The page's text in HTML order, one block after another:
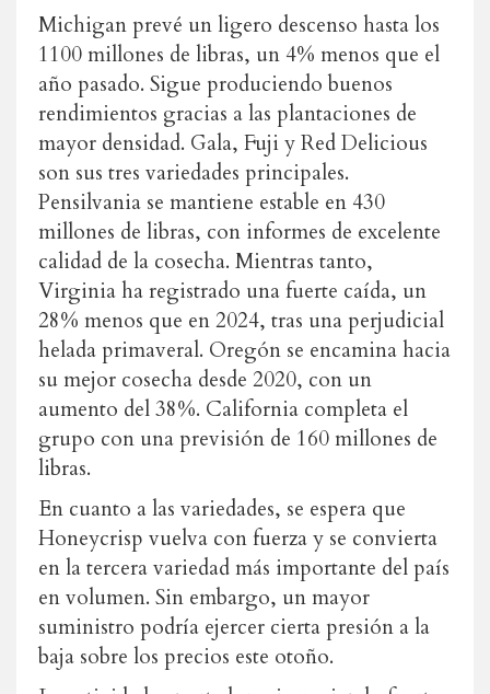
Michigan prevé un ligero descenso hasta los
1100 millones de libras, un 4% menos que el
año pasado. Sigue produciendo buenos
rendimientos gracias a las plantaciones de
mayor densidad. Gala, Fuji y Red Delicious
son sus tres variedades principales.
Pensilvania se mantiene estable en 430
millones de libras, con informes de excelente
calidad de la cosecha. Mientras tanto,
Virginia ha registrado una fuerte caída, un
28% menos que en 2024, tras una perjudicial
helada primaveral. Oregón se encamina hacia
su mejor cosecha desde 2020, con un
aumento del 38%. California completa el
grupo con una previsión de 160 millones de
libras.
En cuanto a las variedades, se espera que
Honeycrisp vuelva con fuerza y se convierta
en la tercera variedad más importante del país
en volumen. Sin embargo, un mayor
suministro podría ejercer cierta presión a la
baja sobre los precios este otoño.